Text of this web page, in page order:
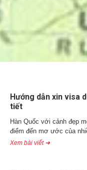
Hướng dẫn xin visa
tiết
Hàn Quốc với cảnh đẹp
điểm đến mơ ước của
Xem bài viết ➜